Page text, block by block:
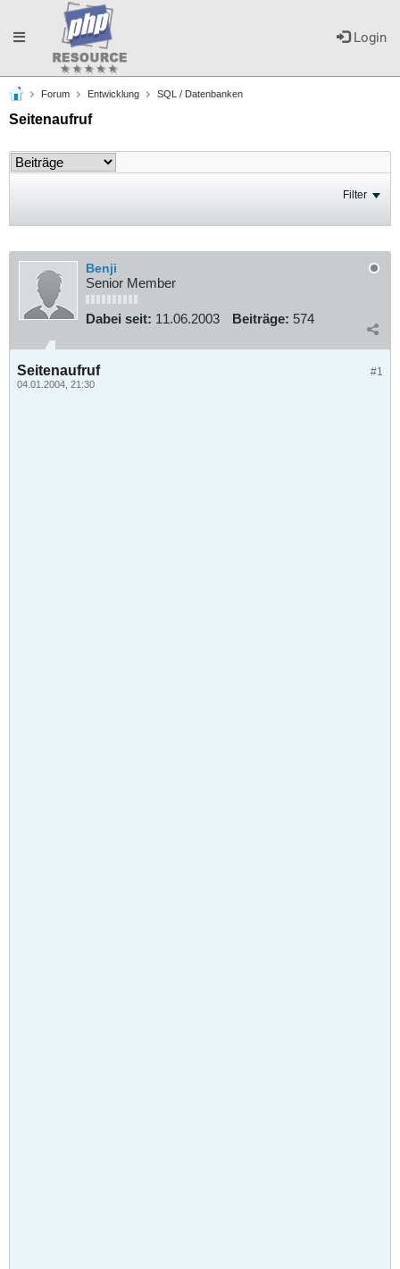
Login
Toggle
navigation
Forum Entwicklung SQL / Datenbanken
Seitenaufruf
Filter
Benji
Senior Member
Dabei seit: 11.06.2003 Beiträge: 574
#1
Seitenaufruf
04.01.2004, 21:30